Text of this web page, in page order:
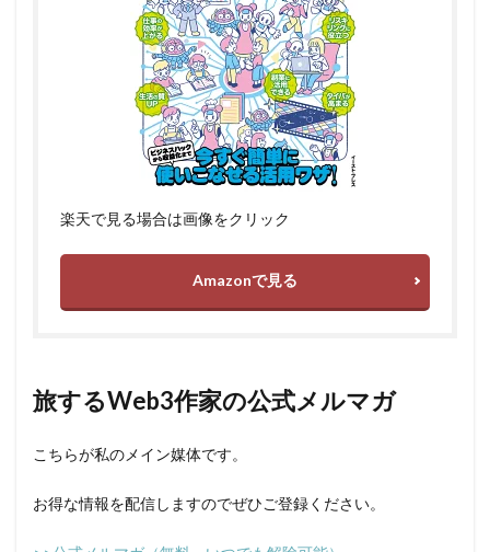
楽天で見る場合は画像をクリック
Amazonで見る
旅するWeb3作家の公式メルマガ
こちらが私のメイン媒体です。
お得な情報を配信しますのでぜひご登録ください。